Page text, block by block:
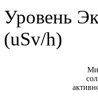
Уровень
(uSv/h)